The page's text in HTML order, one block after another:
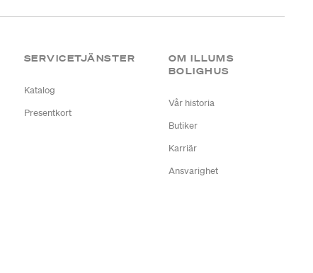
SERVICETJÄNSTER
Katalog
Presentkort
OM ILLUMS
BOLIGHUS
Vår historia
Butiker
Karriär
Ansvarighet